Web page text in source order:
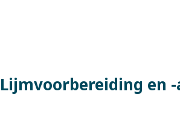
Lijmvoorbereiding en